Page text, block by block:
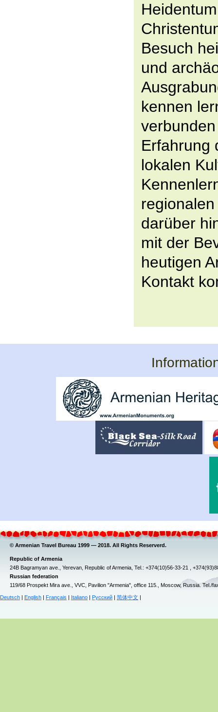
Besuch
und
kennen
Erfahrung
lokalen
darüber
mit der
heutigen
Kontakt
© Armenian Travel Bureau 1999 — 2018. All Rights Reserverd.
Republic of Armenia
24B Bagramyan ave., Yerevan, Republic of Armenia, Tel.: +374(10)56-33-21 ,
Russian federation
119/68 Prospekt Mira ave., VVC, Pavilion "Armenia", office 115., Moscow, Russia. Tel./
Deutsch English Français Italiano Русский 简体中文